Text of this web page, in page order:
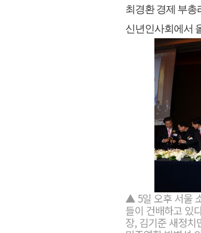
최경환 경제 부총
신년인사회에서
▲ 5일 오후 서울
들이 건배하고 있
장, 김기준 새정치